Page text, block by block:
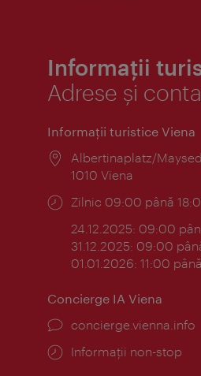
Informații
Adrese și
Informaţii turistice Viena
Locul:
Albertinaplatz/
1010 Viena
Program:
Zilnic 09:00 până
24.12.2025: 09:00
31.12.2025: 09:00
01.01.2026: 11:00
Concierge IA Viena
concierge.vienna.info
Informații non-stop